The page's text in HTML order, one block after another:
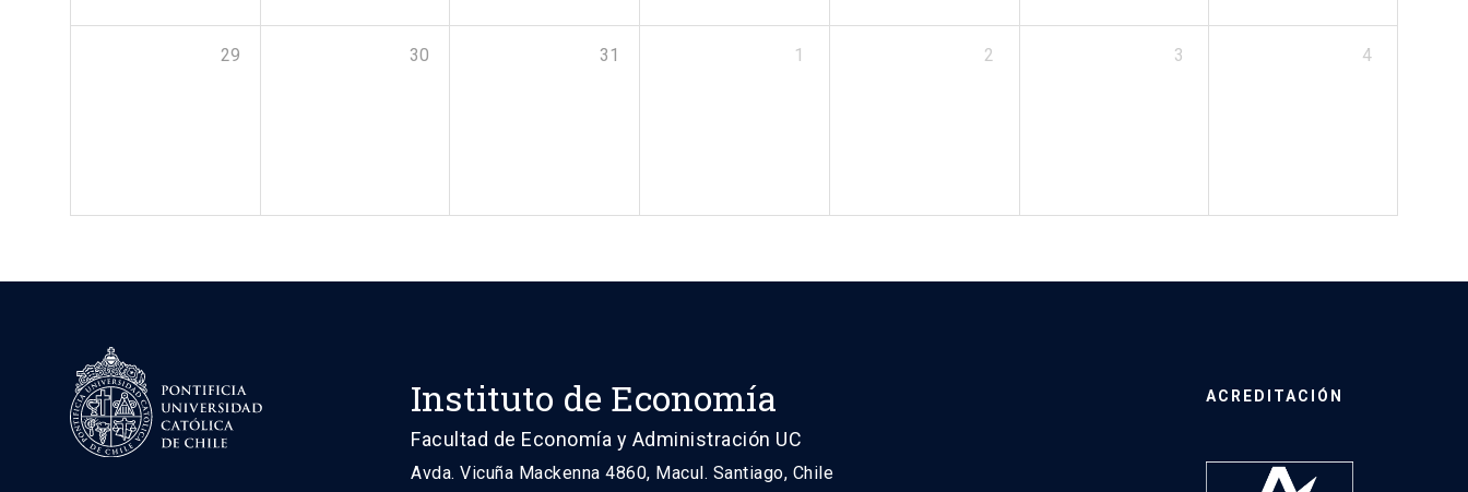
29 30 31 1 2 3 4
Instituto de Economía
Facultad de Economía y Administración UC
Avda. Vicuña Mackenna 4860, Macul. Santiago, Chile
ACREDITACIÓN